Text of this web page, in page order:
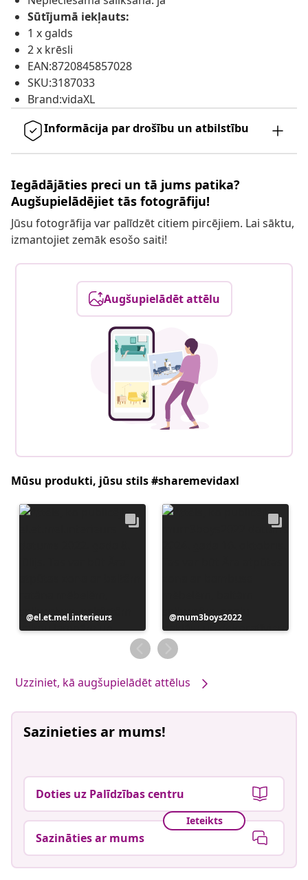
Sūtījumā iekļauts:
1 x galds
2 x krēsli
EAN:8720845857028
SKU:3187033
Brand:vidaXL
Informācija par drošību un atbilstību
Iegādājāties preci un tā jums patika?
Augšupielādējiet tās fotogrāfiju!
Jūsu fotogrāfija var palīdzēt citiem pircējiem. Lai sāktu,
izmantojiet zemāk esošo saiti!
Augšupielādēt attēlu
Mūsu produkti, jūsu stils #sharemevidaxl
Ierakstu
publicējis
el.et.mel.interieurs
Ierakstu
publicējis
mum3boys2022
Uzziniet, kā augšupielādēt attēlus
Sazinieties ar mums!
Doties uz Palīdzības centru
Ieteikts
Sazināties ar mums